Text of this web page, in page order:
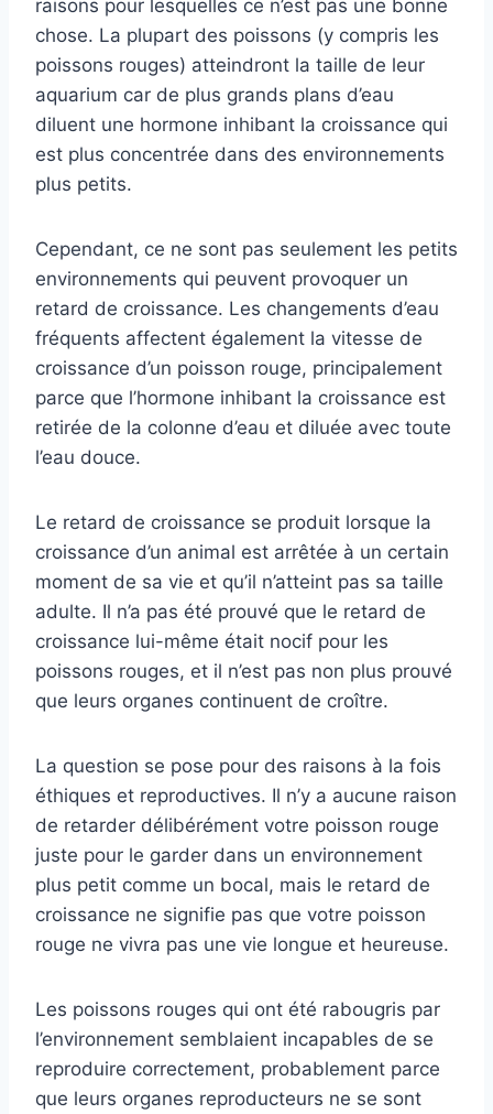
raisons pour lesquelles ce n’est pas une bonne
chose. La plupart des poissons (y compris les
poissons rouges) atteindront la taille de leur
aquarium car de plus grands plans d’eau
diluent une hormone inhibant la croissance qui
est plus concentrée dans des environnements
plus petits.
Cependant, ce ne sont pas seulement les petits
environnements qui peuvent provoquer un
retard de croissance. Les changements d’eau
fréquents affectent également la vitesse de
croissance d’un poisson rouge, principalement
parce que l’hormone inhibant la croissance est
retirée de la colonne d’eau et diluée avec toute
l’eau douce.
Le retard de croissance se produit lorsque la
croissance d’un animal est arrêtée à un certain
moment de sa vie et qu’il n’atteint pas sa taille
adulte. Il n’a pas été prouvé que le retard de
croissance lui-même était nocif pour les
poissons rouges, et il n’est pas non plus prouvé
que leurs organes continuent de croître.
La question se pose pour des raisons à la fois
éthiques et reproductives. Il n’y a aucune raison
de retarder délibérément votre poisson rouge
juste pour le garder dans un environnement
plus petit comme un bocal, mais le retard de
croissance ne signifie pas que votre poisson
rouge ne vivra pas une vie longue et heureuse.
Les poissons rouges qui ont été rabougris par
l’environnement semblaient incapables de se
reproduire correctement, probablement parce
que leurs organes reproducteurs ne se sont